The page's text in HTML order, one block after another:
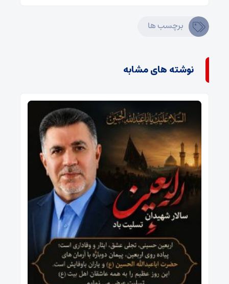
برچسب ها
نوشته های مشابه